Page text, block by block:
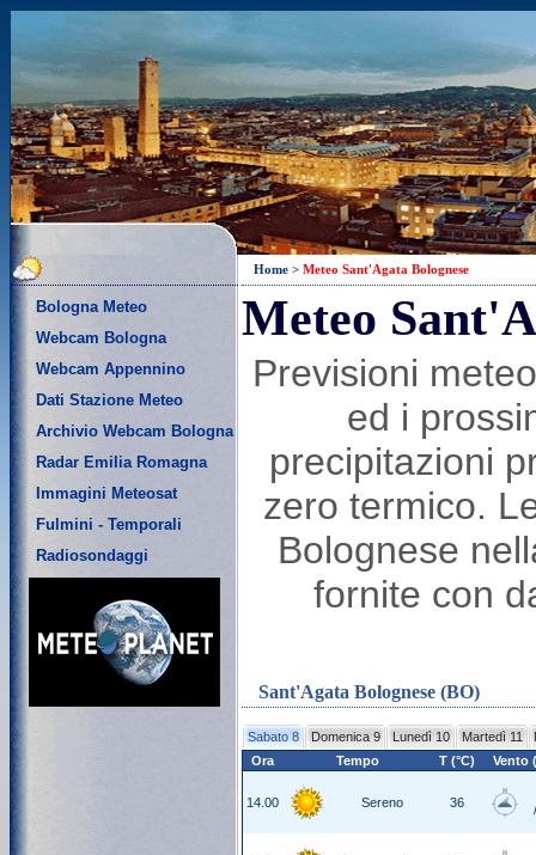
Bologna Meteo
Webcam Bologna
Webcam Appennino
Dati Stazione Meteo
Archivio Webcam Bologna
Radar Emilia Romagna
Immagini Meteosat
Fulmini - Temporali
Radiosondaggi
Home > Meteo Sant'Agata Bolognese
Meteo
Previsioni
ed i
precipitazioni
zero termico.
Bolognese
fornite con
Sant'Agata Bolognese (BO)
Sabato 8 Domenica 9 Lunedì 10 Martedì 11
Ora
Tempo T (°C) Vento
14.00 Sereno 36